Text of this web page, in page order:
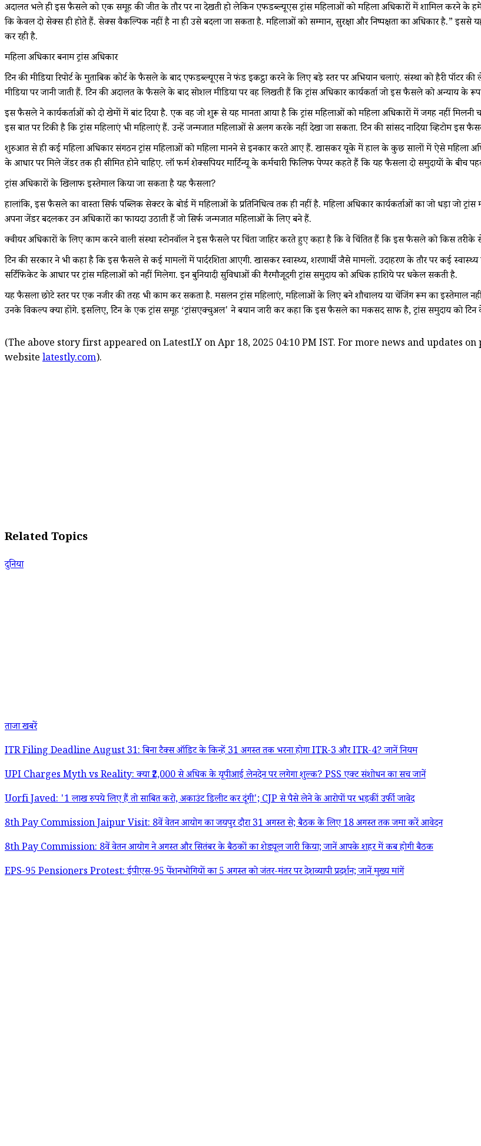
अदालत भले ही इस फैसले को एक समूह की जीत के तौर पर ना देखती हो लेकिन एफडब्ल्यूएस ट्रांस महिलाओं को महिला अधिकारों में शामिल करने के
कि केवल दो सेक्स ही होते हैं. सेक्स वैकल्पिक नहीं है ना ही उसे बदला जा सकता है. महिलाओं को सम्मान, सुरक्षा और निष्पक्षता का अधिकार है.” इससे
कर रही है.
महिला अधिकार बनाम ट्रांस अधिकार
ब्रिटेन की मीडिया रिपोर्ट के मुताबिक कोर्ट के फैसले के बाद एफडब्ल्यूएस ने फंड इकट्ठा करने के लिए बड़े स्तर पर अभियान चलाएं. संस्था को हैरी पॉटर
मीडिया पर जानी जाती हैं. ब्रिटेन की अदालत के फैसले के बाद सोशल मीडिया पर वह लिखती हैं कि ट्रांस अधिकार कार्यकर्ता जो इस फैसले को अन्याय
इस फैसले ने कार्यकर्ताओं को दो खेमों में बांट दिया है. एक वह जो शुरू से यह मानता आया है कि ट्रांस महिलाओं को महिला अधिकारों में जगह नहीं मिलनी
इस बात पर टिकी है कि ट्रांस महिलाएं भी महिलाएं हैं. उन्हें जन्मजात महिलाओं से अलग करके नहीं देखा जा सकता. ब्रिटेन की सांसद नादिया व्हिटोम
शुरुआत से ही कई महिला अधिकार संगठन ट्रांस महिलाओं को महिला मानने से इनकार करते आए हैं. खासकर यूके में हाल के कुछ सालों में ऐसे महिला
के आधार पर मिले जेंडर तक ही सीमित होने चाहिए. लॉ फर्म शेक्सपियर मार्टिन्यू के कर्मचारी फिलिफ पेप्पर कहते हैं कि यह फैसला दो समुदायों के बीच
ट्रांस अधिकारों के खिलाफ इस्तेमाल किया जा सकता है यह फैसला?
हालांकि, इस फैसले का वास्ता सिर्फ पब्लिक सेक्टर के बोर्ड में महिलाओं के प्रतिनिधित्व तक ही नहीं है. महिला अधिकार कार्यकर्ताओं का जो धड़ा जो
अपना जेंडर बदलकर उन अधिकारों का फायदा उठाती हैं जो सिर्फ जन्मजात महिलाओं के लिए बने हैं.
क्वीयर अधिकारों के लिए काम करने वाली संस्था स्टोनवॉल ने इस फैसले पर चिंता जाहिर करते हुए कहा है कि वे चिंतित हैं कि इस फैसले को किस तरीके
ब्रिटेन की सरकार ने भी कहा है कि इस फैसले से कई मामलों में पार्दरशिता आएगी. खासकर स्वास्थ्य, शरणार्थी जैसे मामलों. उदाहरण के तौर पर कई
सर्टिफिकेट के आधार पर ट्रांस महिलाओं को नहीं मिलेगा. इन बुनियादी सुविधाओं की गैरमौजूदगी ट्रांस समुदाय को अधिक हाशिये पर धकेल सकती है.
यह फैसला छोटे स्तर पर एक नजीर की तरह भी काम कर सकता है. मसलन ट्रांस महिलाएं, महिलाओं के लिए बने शौचालय या चेंजिंग रूम का इस्तेमाल
उनके विकल्प क्या होंगे. इसलिए, ब्रिटेन के एक ट्रांस समूह ‘ट्रांसएक्चुअल' ने बयान जारी कर कहा कि इस फैसले का मकसद साफ है, ट्रांस समुदाय को
(The above story first appeared on LatestLY on Apr 18, 2025 04:10 PM IST. For more news and updates
website latestly.com).
Related Topics
दुनिया
ताजा खबरें
ITR Filing Deadline August 31: बिना टैक्स ऑडिट के किन्हें 31 अगस्त तक भरना होगा ITR-3 और ITR-4? जानें नियम
UPI Charges Myth vs Reality: क्या ₹2,000 से अधिक के यूपीआई लेनदेन पर लगेगा शुल्क? PSS एक्ट संशोधन का सच जानें
Uorfi Javed: '1 लाख रुपये लिए हैं तो साबित करो, अकाउंट डिलीट कर दूंगी'; CJP से पैसे लेने के आरोपों पर भड़कीं उर्फी जावेद
8th Pay Commission Jaipur Visit: 8वें वेतन आयोग का जयपुर दौरा 31 अगस्त से; बैठक के लिए 18 अगस्त तक जमा करें आवेदन
8th Pay Commission: 8वें वेतन आयोग ने अगस्त और सितंबर के बैठकों का शेड्यूल जारी किया; जानें आपके शहर में कब होगी बैठक
EPS-95 Pensioners Protest: ईपीएस-95 पेंशनभोगियों का 5 अगस्त को जंतर-मंतर पर देशव्यापी प्रदर्शन; जानें मुख्य मांगें